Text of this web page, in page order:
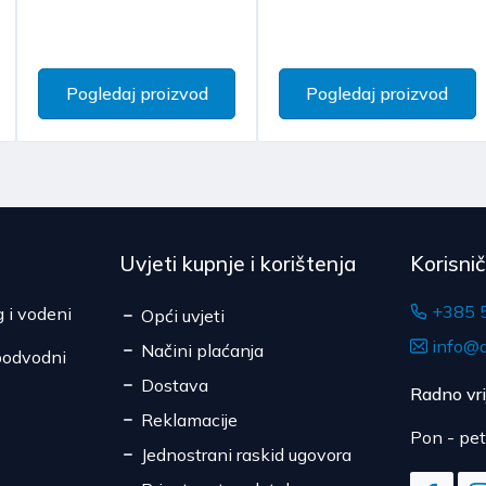
Pogledaj proizvod Pogledaj proizvod
i vodeni
Uvjeti kupnje i korištenja
Opći uvjeti
Načini plaćanja
Dostava
Reklamacije
Jednostrani raskid ugovora
+385
Radno
Pon -